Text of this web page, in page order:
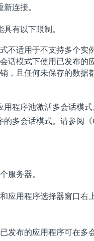
连接。
有以下限制。
不适用于不支持多个实
话模式下使用已发布的
，且任何未保存的数据
用程序池激活多会话模
的多会话模式。请参阅
服务器。
应用程序选择器窗口右
发布的应用程序可在多